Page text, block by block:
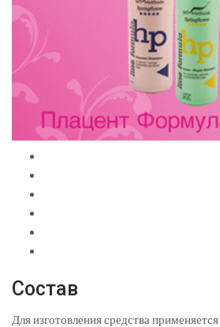
Состав
Для изготовления средства